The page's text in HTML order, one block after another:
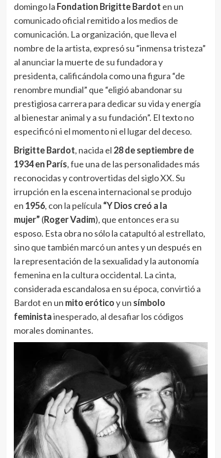
domingo la Fondation Brigitte Bardot en un
comunicado oficial remitido a los medios de
comunicación. La organización, que lleva el
nombre de la artista, expresó su “inmensa tristeza”
al anunciar la muerte de su fundadora y
presidenta, calificándola como una figura “de
renombre mundial” que “eligió abandonar su
prestigiosa carrera para dedicar su vida y energía
al bienestar animal y a su fundación”. El texto no
especificó ni el momento ni el lugar del deceso.
Brigitte Bardot, nacida el 28 de septiembre de
1934 en París, fue una de las personalidades más
reconocidas y controvertidas del siglo XX. Su
irrupción en la escena internacional se produjo
en 1956, con la película “Y Dios creó a la
mujer” (Roger Vadim), que entonces era su
esposo. Esta obra no sólo la catapultó al estrellato,
sino que también marcó un antes y un después en
la representación de la sexualidad y la autonomía
femenina en la cultura occidental. La cinta,
considerada escandalosa en su época, convirtió a
Bardot en un mito eróticoy un símbolo
feministainesperado, al desafiar los códigos
morales dominantes.